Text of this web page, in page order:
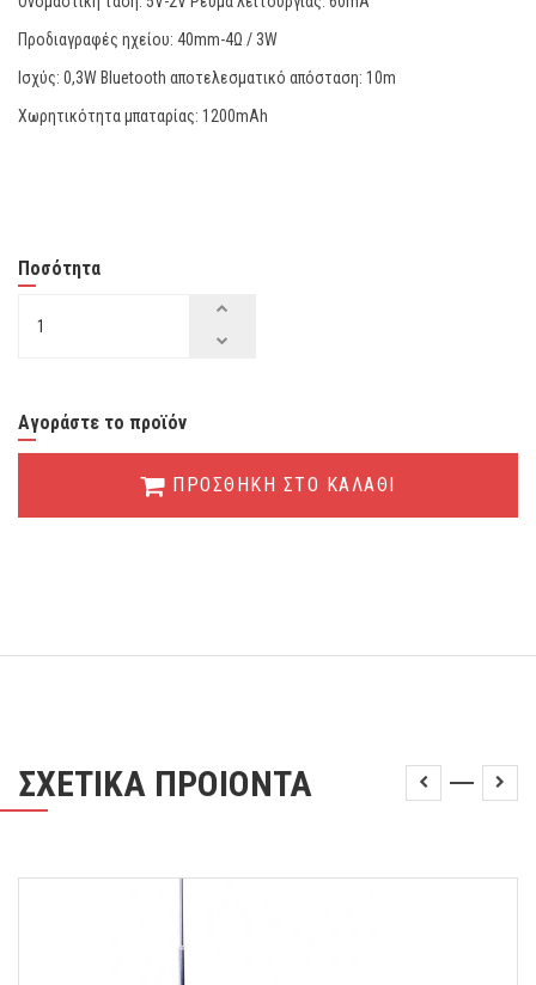
Προδιαγραφές ηχείου: 40mm-4Ω / 3W
Ισχύς: 0,3W Bluetooth αποτελεσματικό απόσταση: 10m
Χωρητικότητα μπαταρίας: 1200mAh
Ποσότητα
Αγοράστε το προϊόν
ΠΡΟΣΘΗΚΗ ΣΤΟ ΚΑΛΑΘΙ
ΣΧΕΤΙΚΑ ΠΡΟΙΟΝΤΑ